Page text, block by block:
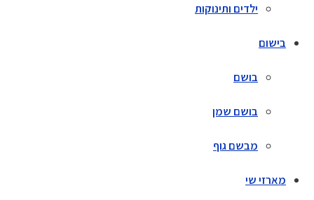
ילדים ותינוקות
בישום
בושם
בושם שמן
מבשם גוף
מארזי שי